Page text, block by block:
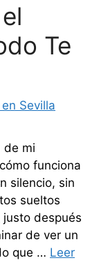
Te
Sevilla
de mi
funciona
silencio, sin
sueltos
después
de ver un
que … Leer